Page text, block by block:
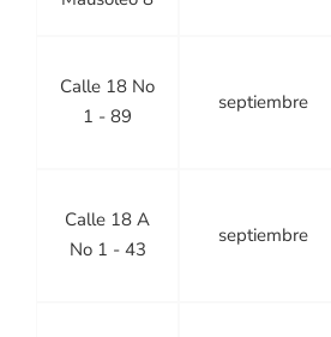
Calle 18 No
1 - 89
septiembre
Calle 18 A
No 1 - 43
septiembre